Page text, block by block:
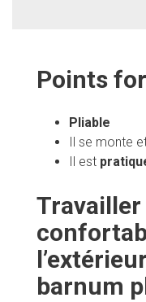
Points
Pliable
Il se monte
Il est
Travailler
barnum